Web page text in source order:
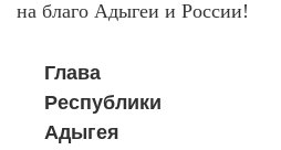
на благо Адыгеи и России!
Глава
Республики
Адыгея